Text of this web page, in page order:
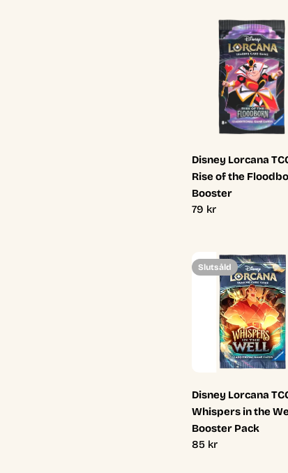
Disney Lorcana
Rise of the
Booster
Ordinarie
79 kr
Slutsåld
Disney Lorcana
Whispers in the
Booster Pack
Ordinarie
85 kr